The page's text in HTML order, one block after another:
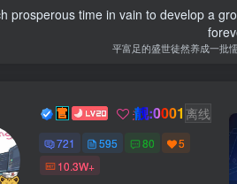
prosperous time in vain to develop a
平富足的盛世徒然养成一批
Dream 关注
靓:0001 离线
721 595 80
5
10.3W+